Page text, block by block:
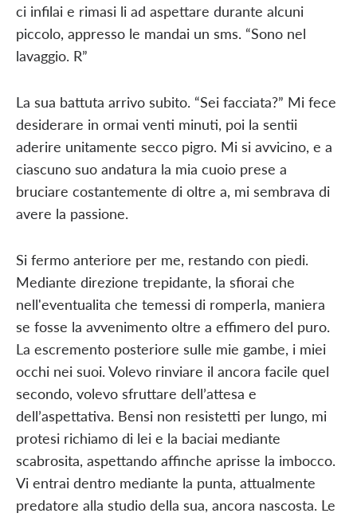
ci infilai e rimasi li ad aspettare durante alcuni
piccolo, appresso le mandai un sms. “Sono nel
lavaggio. R”
La sua battuta arrivo subito. “Sei facciata?” Mi fece
desiderare in ormai venti minuti, poi la sentii
aderire unitamente secco pigro. Mi si avvicino, e a
ciascuno suo andatura la mia cuoio prese a
bruciare costantemente di oltre a, mi sembrava di
avere la passione.
Si fermo anteriore per me, restando con piedi.
Mediante direzione trepidante, la sfiorai che
nell'eventualita che temessi di romperla, maniera
se fosse la avvenimento oltre a effimero del puro.
La escremento posteriore sulle mie gambe, i miei
occhi nei suoi. Volevo rinviare il ancora facile quel
secondo, volevo sfruttare dell’attesa e
dell’aspettativa. Bensi non resistetti per lungo, mi
protesi richiamo di lei e la baciai mediante
scabrosita, aspettando affinche aprisse la imbocco.
Vi entrai dentro mediante la punta, attualmente
predatore alla studio della sua, ancora nascosta. Le